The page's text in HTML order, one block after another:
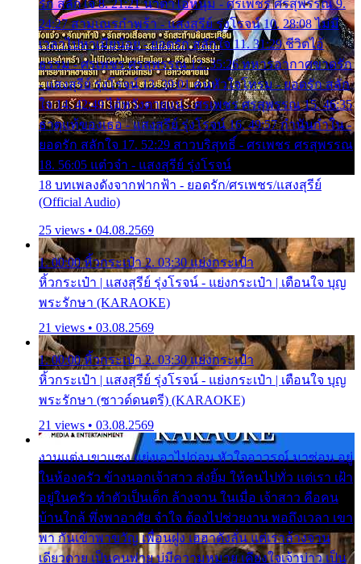
รัก สลักใจ 8. 21:21 น้ำตาไอ้หนุ่ม - ศรเพชร ศรสุพรรณ 9.
24:27 สามเณรกำพร้า - แสงสุรีย์ รุ่งโรจน์ 10. 28:08 ไม่มี
เวลาไปหาเมียน้อย - ยอดรัก สลักใจ 11. 31:29 ชีวิตไอ้
ธรรม - ศรเพชร ศรสุพรรณ 12. 35:26 ทหารอากาศขาดรัก
- แสงสุรีย์ รุ่งโรจน์ 13. 39:01 คนหัวใจโทรม - ยอดรัก สลัก
ใจ 14. 42:49 ไอ้หวังตายแน่ - ศรเพชร ศรสุพรรณ 15. 46:35
ธาตุแท้ของเธอ - แสงสุรีย์ รุ่งโรจน์ 16. 49:57 กำนันกำใน -
ยอดรัก สลักใจ 17. 52:29 สาวบริสุทธิ์ - ศรเพชร ศรสุพรรณ
18. 56:05 แต๋วจ๋า - แสงสุรีย์ รุ่งโรจน์
18 บทเพลงดังจากฟากฟ้า - ยอดรัก/ศรเพชร/แสงสุรีย์
(Official Audio)
25 views • 04.08.2569
1. 00:00 หิ้วกระเป๋า 2. 03:30 แย่งกระเป๋า
หิ้วกระเป๋า | แสงสุรีย์ รุ่งโรจน์ - แย่งกระเป๋า | เตือนใจ บุญ
พระรักษา (KARAOKE)
21 views • 03.08.2569
1. 00:00 หิ้วกระเป๋า 2. 03:30 แย่งกระเป๋า
หิ้วกระเป๋า | แสงสุรีย์ รุ่งโรจน์ - แย่งกระเป๋า | เตือนใจ บุญ
พระรักษา (ซาวด์ดนตรี) (KARAOKE)
21 views • 03.08.2569
งานแต่ง เขาแซง แย่งเอาไปก่อน หัวใจอาวรณ์ มาซ่อน อยู่
ในห้องครัว ข้างนอกเจ้าสาว ส่งยิ้ม ให้คนไปทั่ว แต่เรา เฝ้า
อยู่ในครัว ทำตัวเป็นเด็ก ล้างจาน ในเมื่อ เจ้าสาว คือคน
บ้านใกล้ พึ่งพาอาศัย จำใจ ต้องไปช่วยงาน พอถึงเวลา เขา
พา กันเข้าพาขวัญ เพื่อนฝูง เฮฮาดังลั่น แต่เราล้างจาน
เดียวดาย เป็นคนพ่าย บ่มีความหมาย เคียงใจเจ้าบ่าว เป็น